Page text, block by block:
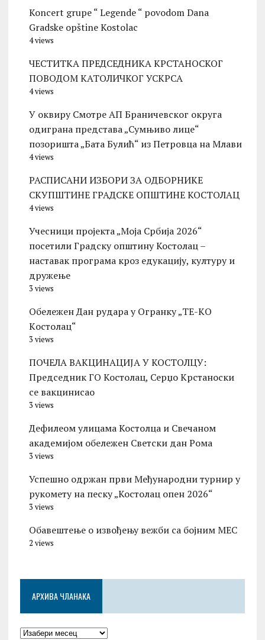
Koncert grupe “ Legende “ povodom Dana
Gradske opštine Kostolac
4 views
ЧЕСТИТКА ПРЕДСЕДНИКА КРСТАНОСКОГ
ПОВОДОМ КАТОЛИЧКОГ УСКРСА
4 views
У оквиру Смотре АП Браничевског округа
одиграна представа „Сумњиво лице“
позоришта „Бата Булић“ из Петровца на Млави
4 views
РАСПИСАНИ ИЗБОРИ ЗА ОДБОРНИКЕ
СКУПШТИНЕ ГРАДСКЕ ОПШТИНЕ КОСТОЛАЦ
4 views
Учесници пројекта „Моја Србија 2026“
посетили Градску општину Костолац –
наставак програма кроз едукацију, културу и
дружење
3 views
Обележен Дан рудара у Огранку „ТЕ-KО
Kостолац“
3 views
ПОЧЕЛА ВАКЦИНАЦИЈА У КОСТОЛЦУ:
Председник ГО Костолац, Серџо Крстаноски
се вакцинисао
3 views
Дефилеом улицама Костолца и Свечаном
академијом обележен Светски дан Рома
3 views
Успешно одржан први Међународни турнир у
рукомету на песку „Костолац опен 2026“
3 views
Обавештење о извођењу вежби са бојним МЕС
2 views
АРХИВА ЧЛАНАКА